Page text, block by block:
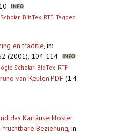
BibTex RTF Tagged
en traditie, in:
(2001), 104-114
Scholar BibTex RTF
van Keulen.PDF (1.4
das Kartäuserkloster
fruchtbare Beziehung, in: